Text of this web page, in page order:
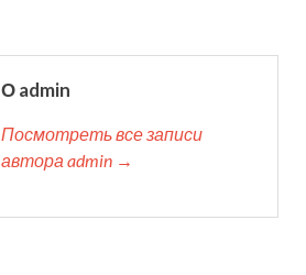
О admin
Посмотреть все записи
автора admin →